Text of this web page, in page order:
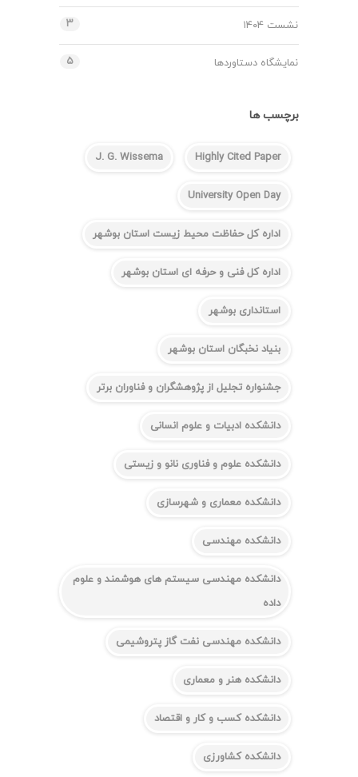
نشست ۱۴۰۴ ۳
نمایشگاه دستاوردها ۵
برچسب ها
Highly Cited Paper
J. G. Wissema
University Open Day
اداره کل حفاظت محیط زیست استان بوشهر
اداره کل فنی و حرفه ای استان بوشهر
استانداری بوشهر
بنیاد نخبگان استان بوشهر
جشنواره تجلیل از پژوهشگران و فناوران برتر
دانشکده ادبیات و علوم انسانی
دانشکده علوم و فناوری نانو و زیستی
دانشکده معماری و شهرسازی
دانشکده مهندسی
دانشکده مهندسی سیستم های هوشمند و علوم
داده
دانشکده مهندسی نفت گاز پتروشیمی
دانشکده هنر و معماری
دانشکده کسب و کار و اقتصاد
دانشکده کشاورزی